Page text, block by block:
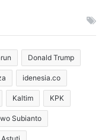
yang seringkali
vital atas
Donald Trump
idenesia.co
Kaltim KPK
Subianto